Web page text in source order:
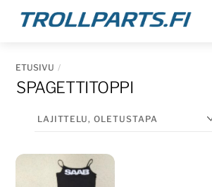
Skip
ETUSIVU
SPAGETTITOPPI